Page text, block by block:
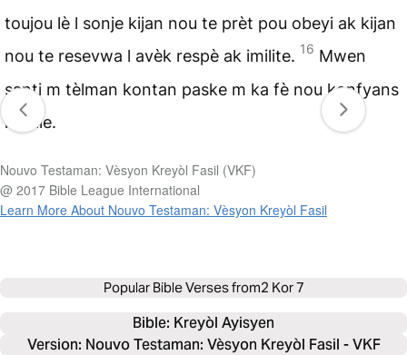
toujou lè l sonje kijan nou te prèt pou obeyi ak kijan
nou te resevwa l avèk respè ak imilite. 16 Mwen
santi m tèlman kontan paske m ka fè nou konfyans
nètale.
Nouvo Testaman: Vèsyon Kreyòl Fasil (VKF)
@ 2017 Bible League International
Learn More About Nouvo Testaman: Vèsyon Kreyòl Fasil
Popular Bible Verses from2 Kor 7
Bible: Kreyòl Ayisyen
Version: Nouvo Testaman: Vèsyon Kreyòl Fasil - VKF